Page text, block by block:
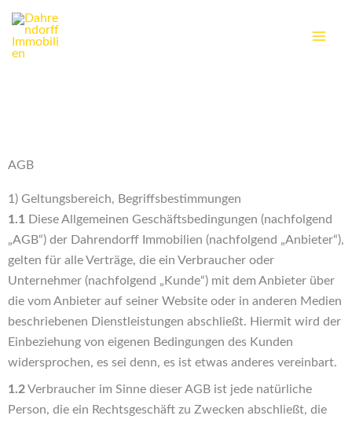
Inhalt
springen
AGB
1) Geltungsbereich, Begriffsbestimmungen
1.1 Diese Allgemeinen Geschäftsbedingungen (nachfolgend
„AGB“) der Dahrendorff Immobilien (nachfolgend „Anbieter“),
gelten für alle Verträge, die ein Verbraucher oder
Unternehmer (nachfolgend „Kunde“) mit dem Anbieter über
die vom Anbieter auf seiner Website oder in anderen Medien
beschriebenen Dienstleistungen abschließt. Hiermit wird der
Einbeziehung von eigenen Bedingungen des Kunden
widersprochen, es sei denn, es ist etwas anderes vereinbart.
1.2 Verbraucher im Sinne dieser AGB ist jede natürliche
Person, die ein Rechtsgeschäft zu Zwecken abschließt, die